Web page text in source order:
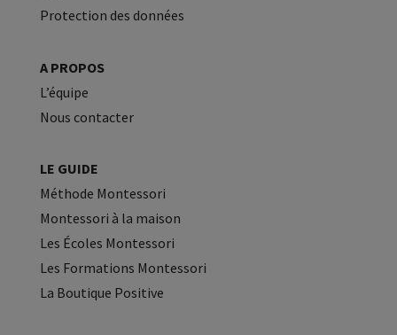
Protection des données
A PROPOS
L’équipe
Nous contacter
LE GUIDE
Méthode Montessori
Montessori à la maison
Les Écoles Montessori
Les Formations Montessori
La Boutique Positive